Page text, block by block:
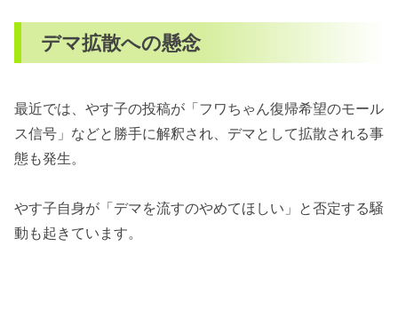
デマ拡散への懸念
最近では、やす子の投稿が「フワちゃん復帰希望のモール
ス信号」などと勝手に解釈され、デマとして拡散される事
態も発生。
やす子自身が「デマを流すのやめてほしい」と否定する騒
動も起きています。